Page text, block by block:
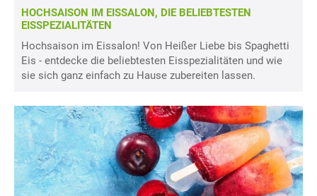
HOCHSAISON IM EISSALON, DIE BELIEBTESTEN
EISSPEZIALITÄTEN
Hochsaison im Eissalon! Von Heißer Liebe bis Spaghetti
Eis - entdecke die beliebtesten Eisspezialitäten und wie
sie sich ganz einfach zu Hause zubereiten lassen.